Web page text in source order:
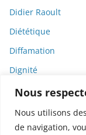
Nous
Nous utilisons
de navigation,
Didier Raoult
Diététique
Diffamation
Dignité
Diplomatie
Dispositifs médicaux
Dlct